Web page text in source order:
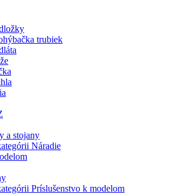
trubiek
a stojany
Náradie
Príslušenstvo k modelom